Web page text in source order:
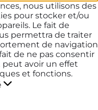
nous utilisons des
pour stocker et/ou
Le fait de
permettra de traiter
de navigation
de ne pas consentir
avoir un effet
et fonctions.